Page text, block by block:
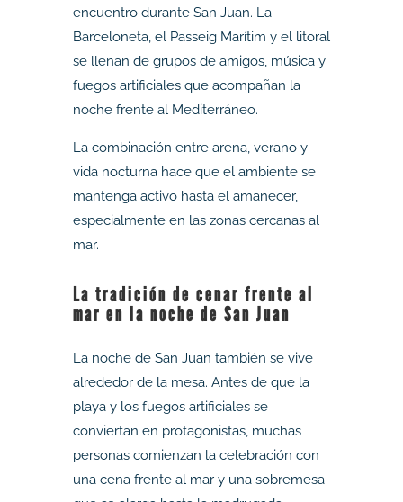
encuentro durante San Juan. La
Barceloneta, el Passeig Marítim y el litoral
se llenan de grupos de amigos, música y
fuegos artificiales que acompañan la
noche frente al Mediterráneo.
La combinación entre arena, verano y
vida nocturna hace que el ambiente se
mantenga activo hasta el amanecer,
especialmente en las zonas cercanas al
mar.
La tradición de cenar frente al
mar en la noche de San Juan
La noche de San Juan también se vive
alrededor de la mesa. Antes de que la
playa y los fuegos artificiales se
conviertan en protagonistas, muchas
personas comienzan la celebración con
una cena frente al mar y una sobremesa